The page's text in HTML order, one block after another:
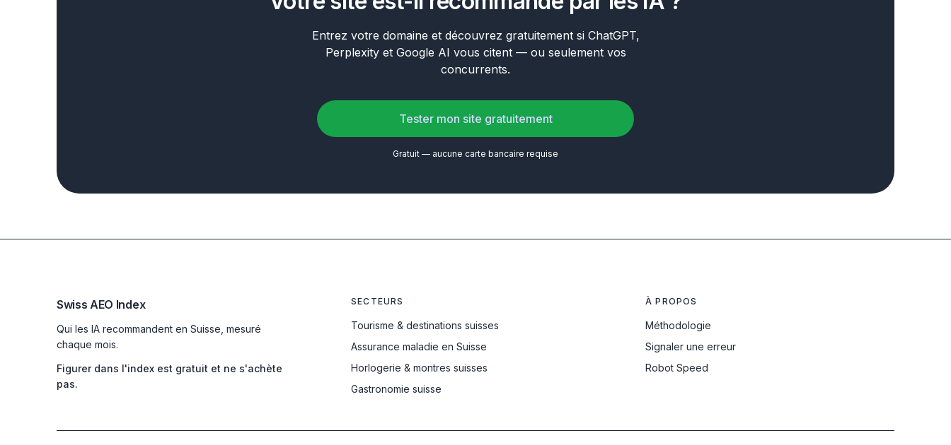
Entrez votre domaine et découvrez gratuitement si ChatGPT,
Perplexity et Google AI vous citent — ou seulement vos
concurrents.
Tester mon site gratuitement
Gratuit — aucune carte bancaire requise
Swiss AEO Index
Qui les IA recommandent en Suisse, mesuré
chaque mois.
Figurer dans l'index est gratuit et ne s'achète
pas.
SECTEURS
Tourisme & destinations suisses
Assurance maladie en Suisse
Horlogerie & montres suisses
Gastronomie suisse
À PROPOS
Méthodologie
Signaler une erreur
Robot Speed